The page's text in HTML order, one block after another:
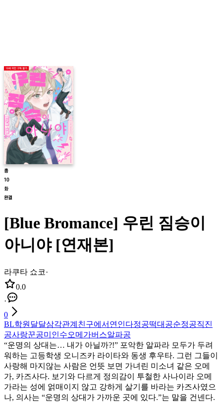
[Blue Bromance] 우린 짐승이
아니야 [연재본]
라쿠타 쇼코·
0.0
·
0
BL학원 달달삼각관계 친구에서연인다정공떡대공순정공직진
공사랑꾼공미인수오메가버스알파공
“운명의 상대는… 내가 아닐까?!” 포악한 알파라 모두가 두려
워하는 고등학생 오니즈카 라이타와 동생 후우타. 그런 그들이
사랑해 마지않는 사람은 언뜻 보면 가녀린 미소녀 같은 오메
가, 카즈사다. 보기와 다르게 정의감이 투철한 사나이라 오메
가라는 성에 얽매이지 않고 강하게 살기를 바라는 카즈사였으
나, 의사는 “운명의 상대가 가까운 곳에 있다.”는 말을 건넨다.